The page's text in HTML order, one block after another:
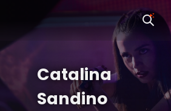
Catalina
Sandino